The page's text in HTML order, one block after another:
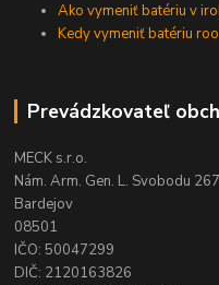
Ako vymeniť batériu v
Kedy vymeniť batériu
Prevádzkovateľ
MECK s.r.o.
Nám. Arm. Gen. L. Svobodu
Bardejov
08501
IČO: 50047299
DIČ: 2120163826